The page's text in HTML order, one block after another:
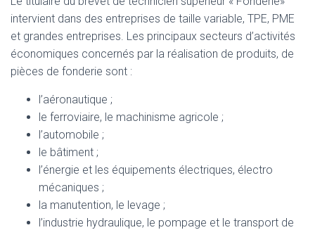
intervient dans des entreprises de taille variable, TPE, PME
et grandes entreprises. Les principaux secteurs d’activités
économiques concernés par la réalisation de produits, de
pièces de fonderie sont :
l’aéronautique ;
le ferroviaire, le machinisme agricole ;
l’automobile ;
le bâtiment ;
l’énergie et les équipements électriques, électro
mécaniques ;
la manutention, le levage ;
l’industrie hydraulique, le pompage et le transport de